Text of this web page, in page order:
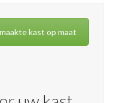
kast op maat